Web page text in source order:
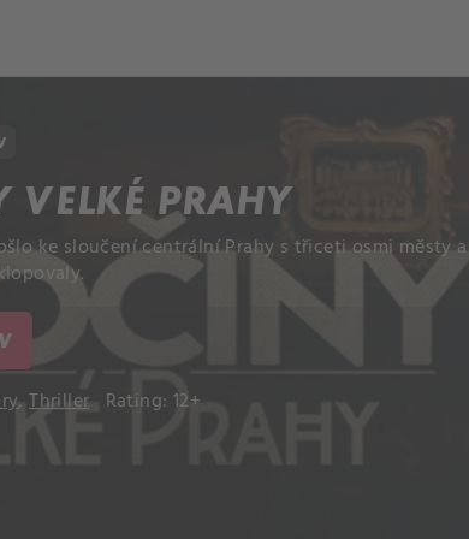
VELKÉ PRAHY
ke sloučení centrální Prahy s třiceti osmi městy a
,Thriller Rating: 12+